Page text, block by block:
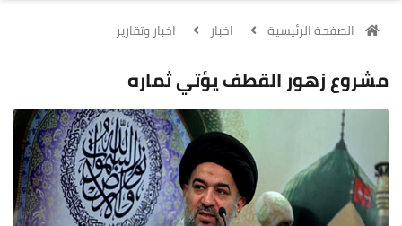
الصفحة الرئيسية اخبار اخبار وتقارير
مشروع زهور القطف يؤتي ثماره